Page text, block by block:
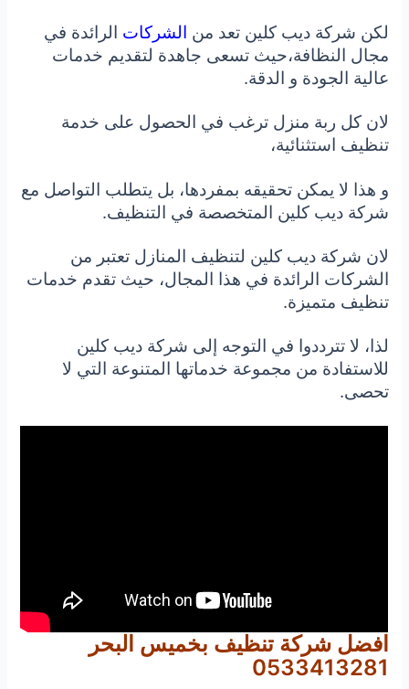
لكن شركة ديب كلين تعد من الشركات الرائدة في
مجال النظافة،حيث تسعى جاهدة لتقديم خدمات
عالية الجودة و الدقة.
لان كل ربة منزل ترغب في الحصول على خدمة
تنظيف استثنائية،
و هذا لا يمكن تحقيقه بمفردها، بل يتطلب التواصل مع
شركة ديب كلين المتخصصة في التنظيف.
لان شركة ديب كلين لتنظيف المنازل تعتبر من
الشركات الرائدة في هذا المجال، حيث تقدم خدمات
تنظيف متميزة.
لذا، لا تترددوا في التوجه إلى شركة ديب كلين
للاستفادة من مجموعة خدماتها المتنوعة التي لا
تحصى.
افضل شركة تنظيف بخميس البحر
0533413281